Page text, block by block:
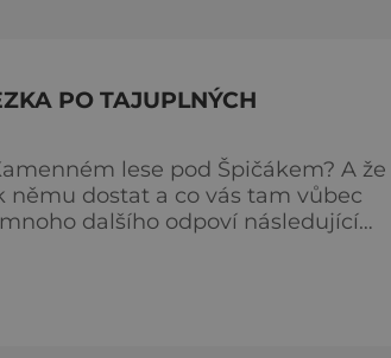
PO TAJUPLNÝCH
lese pod Špičákem? A že
němu dostat a co vás tam vůbec
dalšího odpoví následující
mezi obcemi Kounov a Pnětluky